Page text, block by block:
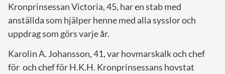
Kronprinsessan Victoria, 45, har en stab med
anställda som hjälper henne med alla sysslor och
uppdrag som görs varje år.
Karolin A. Johansson, 41, var hovmarskalk och chef
för och chef för H.K.H. Kronprinsessans hovstat